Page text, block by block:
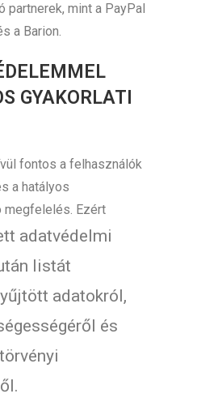
mint a PayPal
a Barion.
GYAKORLATI
fontos a felhasználók
a hatályos
megfelelés. Ezért
adatvédelmi
listát
adatokról,
és